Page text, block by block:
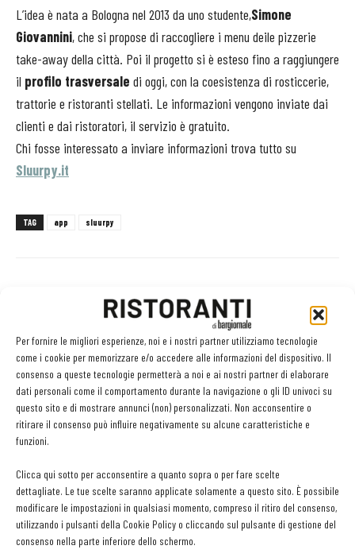
Per fornire le migliori esperienze, noi e i nostri partner utilizziamo tecnologie
come i cookie per memorizzare e/o accedere alle informazioni del dispositivo. Il
consenso a queste tecnologie permetterà a noi e ai nostri partner di elaborare
dati personali come il comportamento durante la navigazione o gli ID univoci su
questo sito e di mostrare annunci (non) personalizzati. Non acconsentire o
ritirare il consenso può influire negativamente su alcune caratteristiche e
funzioni.
Clicca qui sotto per acconsentire a quanto sopra o per fare scelte
dettagliate. Le tue scelte saranno applicate solamente a questo sito. È possibile
modificare le impostazioni in qualsiasi momento, compreso il ritiro del consenso,
utilizzando i pulsanti della Cookie Policy o cliccando sul pulsante di gestione del
consenso nella parte inferiore dello schermo.
L’idea è nata a Bologna nel 2013 da uno studente,Simone
Giovannini, che si propose di raccogliere i menu deile pizzerie
take-away della città. Poi il progetto si è esteso fino a raggiungere
il profilo trasversale di oggi, con la coesistenza di rosticcerie,
trattorie e ristoranti stellati. Le informazioni vengono inviate dai
clienti e dai ristoratori, il servizio è gratuito.
Chi fosse interessato a inviare informazioni trova tutto su
Sluurpy.it
TAG app sluurpy
Twitter
LEGGI ANCHE
L’ineguagliabile sapore dei funghi. Come prepararli,
Metti il gusto del caffè a tutto pasto